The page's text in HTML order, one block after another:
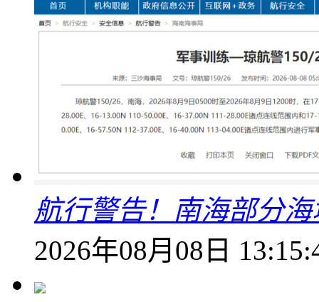
航行警告！南海部分
2026年08月08日